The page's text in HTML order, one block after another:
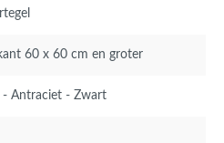
60 x 60 cm en groter
- Antraciet - Zwart